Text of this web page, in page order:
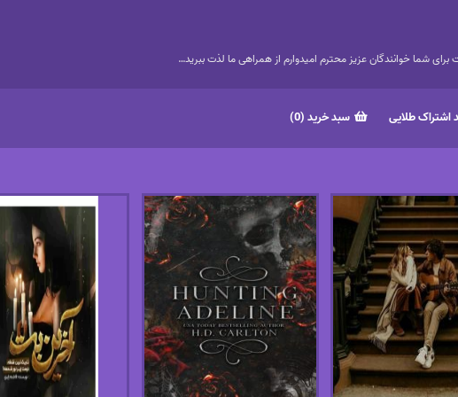
شما خوانندگان عزیز محترم امیدوارم از همراهی ما لذت ببرید…
اشتراک طلایی سبد خرید (0)